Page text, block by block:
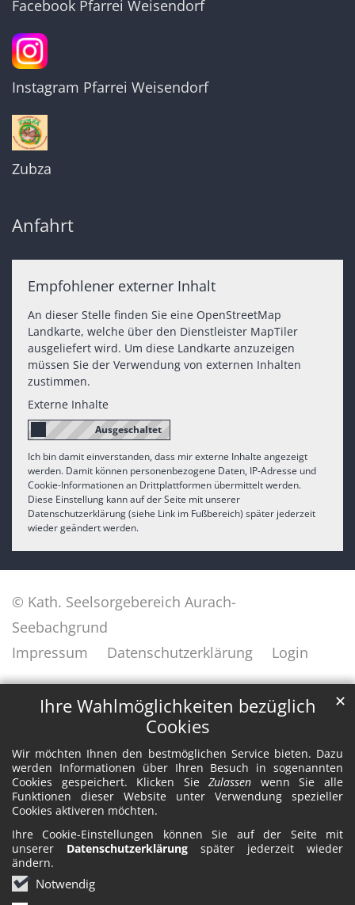
Ihre Wahlmöglichkeiten bezüglich
Cookies
Wir möchten Ihnen den bestmöglichen Service bieten. Dazu
werden Informationen über Ihren Besuch in sogenannten
Cookies gespeichert. Klicken SieZulassen wenn Sie alle
Funktionen dieser Website unter Verwendung spezieller
Cookies aktiveren möchten.
Ihre Cookie-Einstellungen können Sie auf der Seite mit
unserer Datenschutzerklärung später jederzeit wieder
ändern.
Notwendig
✕
Facebook Pfarrei Weisendorf
Instagram Pfarrei Weisendorf
Zubza
Anfahrt
Empfohlener externer Inhalt
An dieser Stelle finden Sie eine OpenStreetMap
Landkarte, welche über den Dienstleister MapTiler
ausgeliefert wird. Um diese Landkarte anzuzeigen
müssen Sie der Verwendung von externen Inhalten
zustimmen.
Externe Inhalte
Ich bin damit einverstanden, dass mir externe Inhalte angezeigt
werden. Damit können personenbezogene Daten, IP-Adresse und
Cookie-Informationen an Drittplattformen übermittelt werden.
Diese Einstellung kann auf der Seite mit unserer
Datenschutzerklärung (siehe Link im Fußbereich) später jederzeit
wieder geändert werden.
© Kath. Seelsorgebereich Aurach-
Seebachgrund
Impressum
Datenschutzerklärung Login